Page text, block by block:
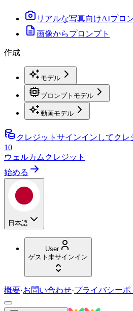
リアルな写真向けAIプロ
画像からプロンプト
作成
モデル
プロンプトモデル
動画モデル
クレジット サインインしてクレ
10
ウェルカムクレジット
始める
日本語
User
ゲスト 未サインイン
概要·お問い合わせ·プライバシーポ